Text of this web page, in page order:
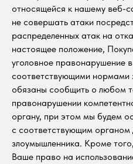
относящейся к нашему веб-
не совершать атаки
распределенных атак на
настоящее положение,
уголовное правонарушение
соответствующими нормами
обязаны сообщить о любом
правонарушении
органу, при этом мы будем
с соответствующим органом
злоумышленника. Кроме
Ваше право на